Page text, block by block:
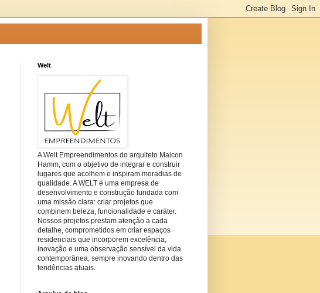
Welt
A Welt Empreendimentos do arquiteto Maicon
Hamm, com o objetivo de integrar e construir
lugares que acolhem e inspiram moradias de
qualidade. A WELT é uma empresa de
desenvolvimento e construção fundada com
uma missão clara: criar projetos que
combinem beleza, funcionalidade e caráter.
Nossos projetos prestam atenção a cada
detalhe, comprometidos em criar espaços
residenciais que incorporem excelência,
inovação e uma observação sensível da vida
contemporânea, sempre inovando dentro das
tendências atuais.